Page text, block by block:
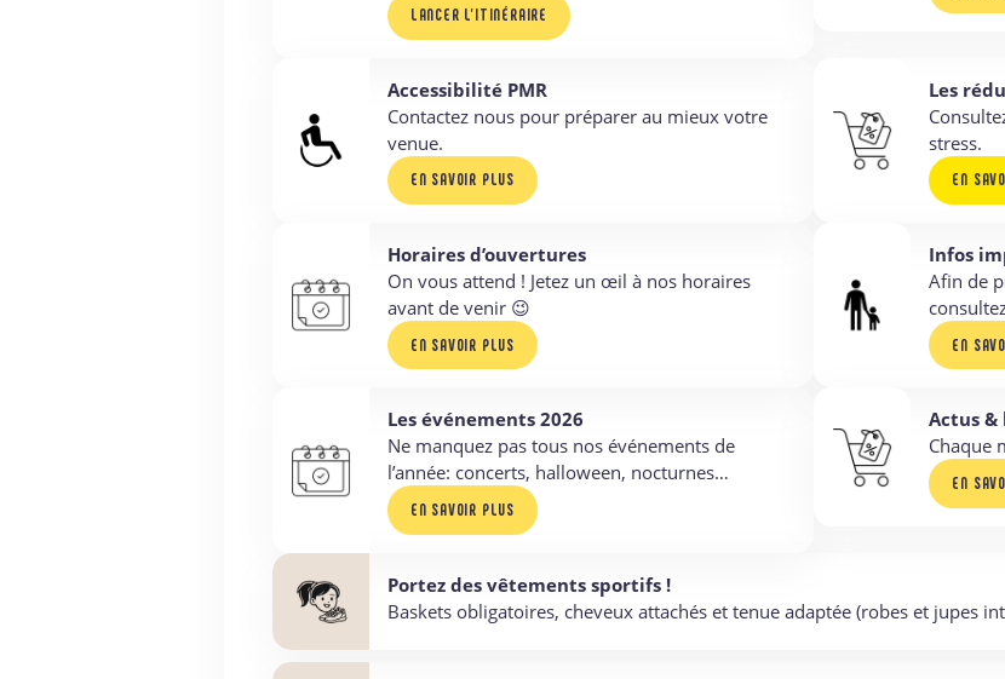
LANCER L’ITINÉRAIRE
Accessibilité PMR
Contactez nous pour préparer au mieux votre
venue.
EN SAVOIR PLUS
Les
stress.
EN
Horaires d’ouvertures
On vous attend ! Jetez un œil à nos horaires
avant de venir 😉
EN SAVOIR PLUS
Infos
Afin de
EN
Les événements 2026
Ne manquez pas tous nos événements de
l’année: concerts, halloween, nocturnes…
EN SAVOIR PLUS
Actus &
Chaque
EN
Portez des vêtements sportifs !
Baskets obligatoires, cheveux attachés et tenue adaptée (robes et jupes